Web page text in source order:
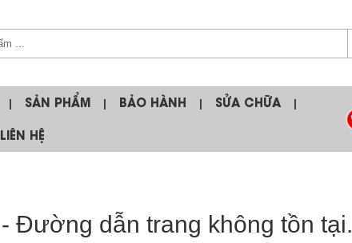
| SẢN PHẨM | BẢO HÀNH | SỬA CHỮA |
LIÊN HỆ
- Đường dẫn trang không tồn tại.